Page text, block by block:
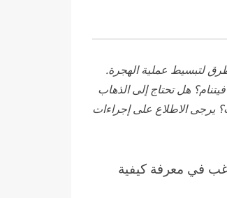
لتبسيط عملية الهجرة.
هل تحتاج إلى الذهاب
يرجى الاطلاع على إجراءات
في معرفة كيفية